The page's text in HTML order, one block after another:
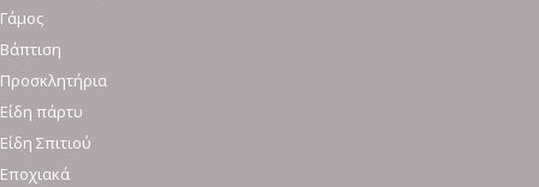
Γάμος
Βάπτιση
Προσκλητήρια
Είδη πάρτυ
Είδη Σπιτιού
Εποχιακά